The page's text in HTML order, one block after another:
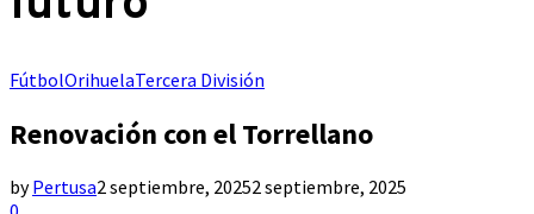
FútbolOrihuelaTercera División
Renovación con el Torrellano
byPertusa2 septiembre, 20252 septiembre, 2025